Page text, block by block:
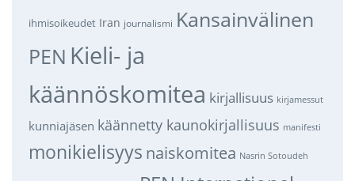
ihmisoikeudet Iran journalismi Kansainvälinen
PEN Kieli- ja
käännöskomitea kirjallisuus kirjamessut
kunniajäsen käännetty kaunokirjallisuus manifesti
monikielisyys naiskomitea Nasrin Sotoudeh